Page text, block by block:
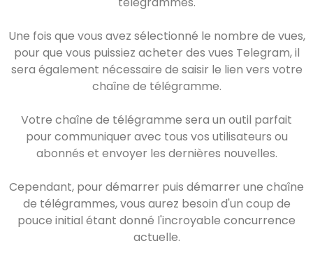
Une fois que vous avez sélectionné le nombre de vues,
pour que vous puissiez acheter des vues Telegram, il
sera également nécessaire de saisir le lien vers votre
chaîne de télégramme.
Votre chaîne de télégramme sera un outil parfait
pour communiquer avec tous vos utilisateurs ou
abonnés et envoyer les dernières nouvelles.
Cependant, pour démarrer puis démarrer une chaîne
de télégrammes, vous aurez besoin d'un coup de
pouce initial étant donné l'incroyable concurrence
actuelle.